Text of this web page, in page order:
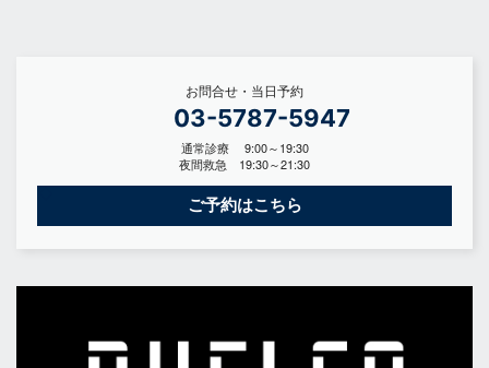
お問合せ・当日予約
03-5787-5947
通常診療 9:00～19:30
夜間救急 19:30～21:30
ご予約はこちら